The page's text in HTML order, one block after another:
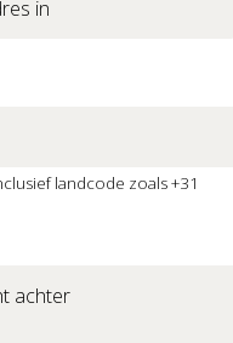
landcode zoals +31